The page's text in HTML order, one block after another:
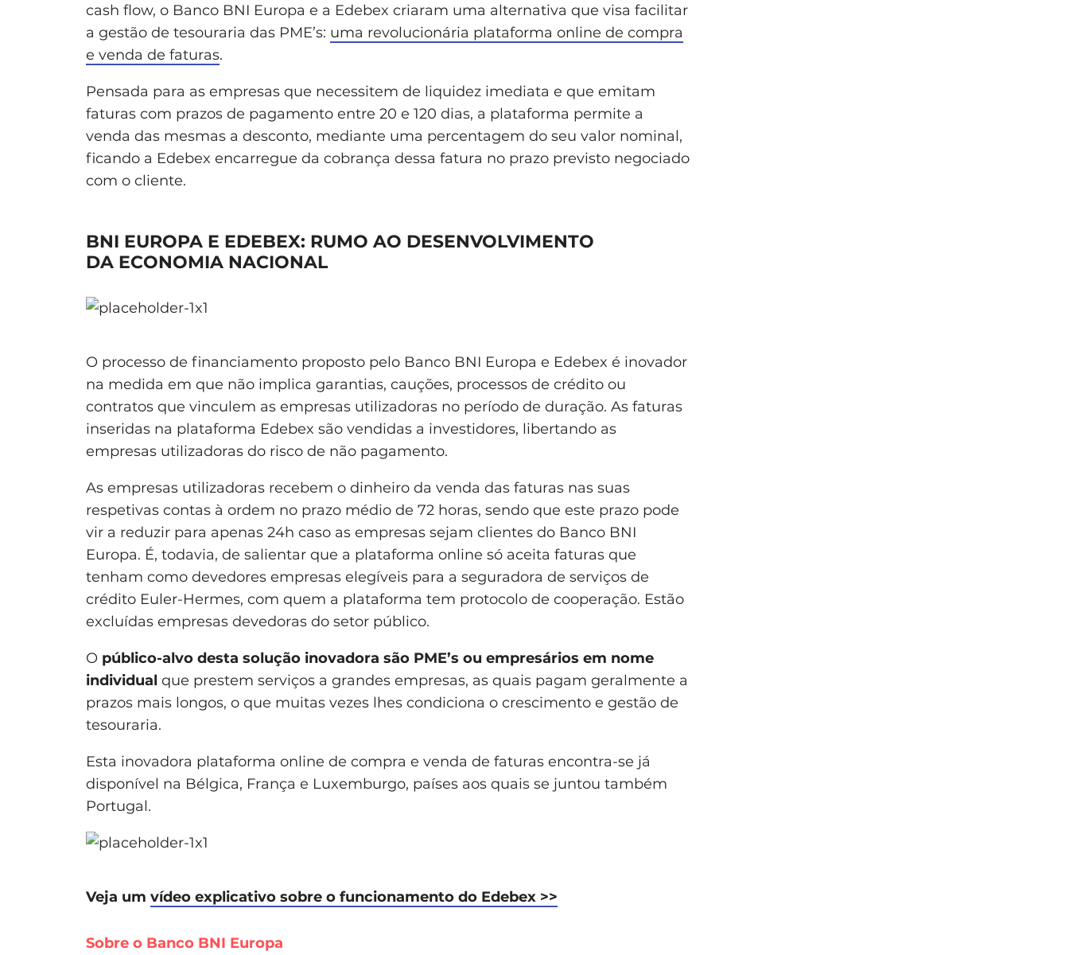
cash flow, o Banco BNI Europa e a Edebex criaram uma alternativa que visa facilitar
a gestão de tesouraria das PME’s: uma revolucionária plataforma online de compra
e venda de faturas.
Pensada para as empresas que necessitem de liquidez imediata e que emitam
faturas com prazos de pagamento entre 20 e 120 dias, a plataforma permite a
venda das mesmas a desconto, mediante uma percentagem do seu valor nominal,
ficando a Edebex encarregue da cobrança dessa fatura no prazo previsto negociado
com o cliente.
BNI EUROPA E EDEBEX: RUMO AO DESENVOLVIMENTO
DA ECONOMIA NACIONAL
O processo de financiamento proposto pelo Banco BNI Europa e Edebex é inovador
na medida em que não implica garantias, cauções, processos de crédito ou
contratos que vinculem as empresas utilizadoras no período de duração. As faturas
inseridas na plataforma Edebex são vendidas a investidores, libertando as
empresas utilizadoras do risco de não pagamento.
As empresas utilizadoras recebem o dinheiro da venda das faturas nas suas
respetivas contas à ordem no prazo médio de 72 horas, sendo que este prazo pode
vir a reduzir para apenas 24h caso as empresas sejam clientes do Banco BNI
Europa. É, todavia, de salientar que a plataforma online só aceita faturas que
tenham como devedores empresas elegíveis para a seguradora de serviços de
crédito Euler-Hermes, com quem a plataforma tem protocolo de cooperação. Estão
excluídas empresas devedoras do setor público.
O público-alvo desta solução inovadora são PME’s ou empresários em nome
individual que prestem serviços a grandes empresas, as quais pagam geralmente a
prazos mais longos, o que muitas vezes lhes condiciona o crescimento e gestão de
tesouraria.
Esta inovadora plataforma online de compra e venda de faturas encontra-se já
disponível na Bélgica, França e Luxemburgo, países aos quais se juntou também
Portugal.
Veja um vídeo explicativo sobre o funcionamento do Edebex >>
Sobre o Banco BNI Europa